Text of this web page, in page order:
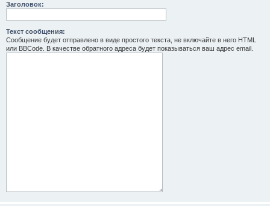
Заголовок:
Текст сообщения:
Сообщение будет отправлено в виде простого текста, не включайте в него HTML
или BBCode. В качестве обратного адреса будет показываться ваш адрес email.